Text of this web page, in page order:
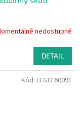
nedostupné
DETAIL
Kód: LEGO 60091